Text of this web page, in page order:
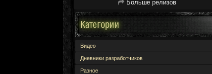
Больше релизов
Категории
Видео
Дневники разработчиков
Разное